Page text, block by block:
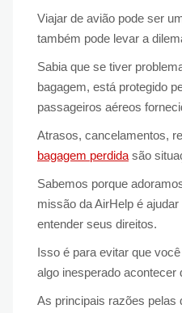
Viajar de avião pode ser
também pode levar a
Sabia que se tiver
bagagem, está protegido
passageiros aéreos
Atrasos, cancelamentos,
bagagem perdida são
Sabemos porque
missão da AirHelp é
entender seus direitos.
Isso é para evitar que
algo inesperado acontecer
As principais razões pelas